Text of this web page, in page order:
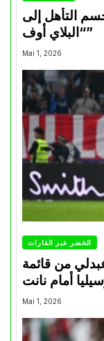
التأهل إلى
“البلاي أوف”
Mai 1, 2026
الخضر عبر القارات
من قائمة
أمام نانت
Mai 1, 2026